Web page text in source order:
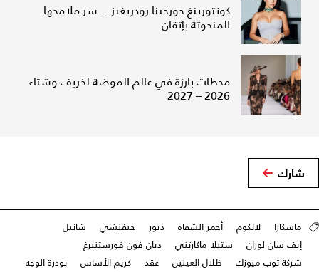
كونتورينغ جورجينا رودريغيز... سر ملامحها
المنحوتة بإتقان
محطات بارزة في عالم الموضة لخريف وشتاء
2026 – 2027
شارك
ماسكارا لانكوم أحمر الشفاه ديور جيفنشي
شانيل
إيف سان لوران
ستيلا ماكارتني
ديان فون فورستنبرغ
شركة توب ميوزك
ظلال العينين عقد كريم الأساس بودرة الوجه